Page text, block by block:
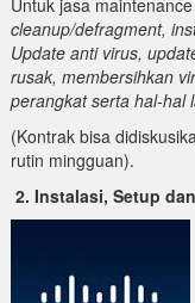
Untuk jasa
cleanup/defragment,
Update anti virus,
rusak, membersihkan
perangkat serta hal-hal
(Kontrak bisa
rutin mingguan).
2. Instalasi, Setup